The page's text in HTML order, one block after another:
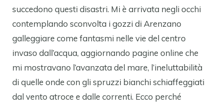
succedono questi disastri. Mi è arrivata negli occhi
contemplando sconvolta i gozzi di Arenzano
galleggiare come fantasmi nelle vie del centro
invaso dall’acqua, aggiornando pagine online che
mi mostravano l’avanzata del mare, l’ineluttabilità
di quelle onde con gli spruzzi bianchi schiaffeggiati
dal vento atroce e dalle correnti. Ecco perché